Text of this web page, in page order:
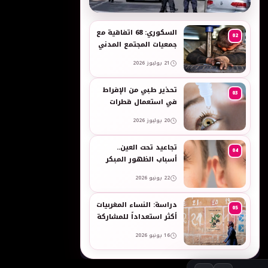
به
02
السكوري: 68 اتفاقية مع
جمعيات المجتمع المدني
والنساء في العمل
21 يوليوز 2026
03
تحذير طبي من الإفراط
في استعمال قطرات
المضيقة للأوعية
20 يوليوز 2026
04
تجاعيد تحت العين..
أسباب الظهور المبكر
بالبشرة الحساسة -
taroudant press
22 يونيو 2026
05
دراسة: النساء المغربيات
أكثر استعداداً للمشاركة
بالرجال
16 يونيو 2026